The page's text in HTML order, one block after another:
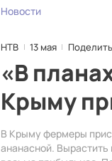
Новости
НТВ 13 мая
«В
Крыму
В Крыму фермеры
ананасной. Вырастить